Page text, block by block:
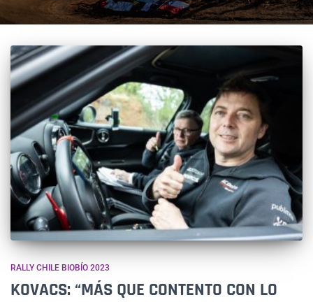
RALLY CHILE BIOBÍO 2023
KOVACS: “MÁS QUE CONTENTO CON LO